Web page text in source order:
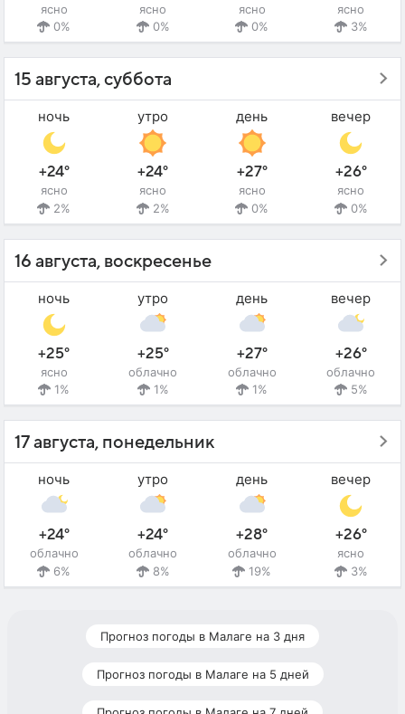
ясно
0%
ясно
0%
ясно
0%
ясно
3%
15 августа, суббота
ночь
+24°
ясно
2%
утро
+24°
ясно
2%
день
+27°
ясно
0%
вечер
+26°
ясно
0%
16 августа, воскресенье
ночь
+25°
ясно
1%
утро
+25°
облачно
1%
день
+27°
облачно
1%
вечер
+26°
облачно
5%
17 августа, понедельник
ночь
+24°
облачно
6%
утро
+24°
облачно
8%
день
+28°
облачно
19%
вечер
+26°
ясно
3%
Прогноз погоды в Малаге на 3 дня
Прогноз погоды в Малаге на 5 дней